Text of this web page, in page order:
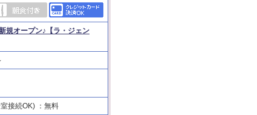
規オープン♪【ラ・ジェン
接続OK) ：無料